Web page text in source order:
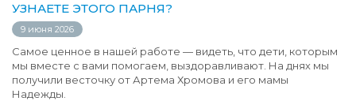
УЗНАЕТЕ ЭТОГО ПАРНЯ?
9 июня 2026
Самое ценное в нашей работе — видеть, что дети, которым
мы вместе с вами помогаем, выздоравливают. На днях мы
получили весточку от Артема Хромова и его мамы
Надежды.